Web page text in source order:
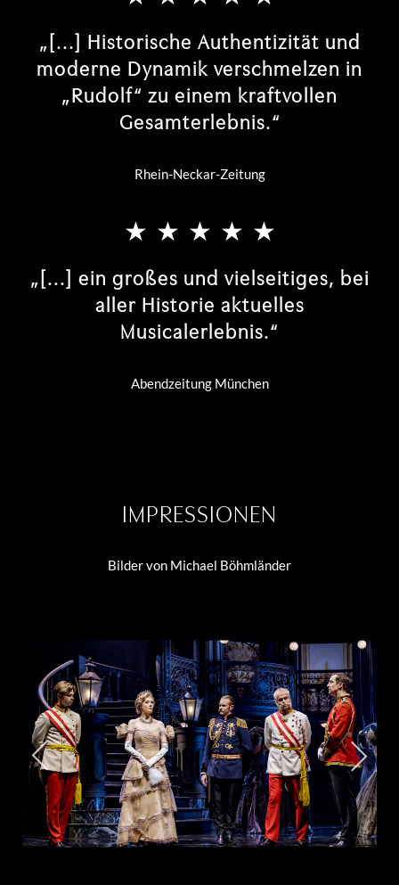
So 11.10.26 | 14:00 Uhr
TICKETS AB € 59,99
So 11.10.26 | 19:00 Uhr
„[...] Historische Authentizität und
moderne Dynamik verschmelzen in
„Rudolf“ zu einem kraftvollen
Gesamterlebnis.“
Rhein-Neckar-Zeitung
„[...] ein großes und vielseitiges, bei
aller Historie aktuelles
Musicalerlebnis.“
Abendzeitung München
IMPRESSIONEN
Bilder von Michael Böhmländer